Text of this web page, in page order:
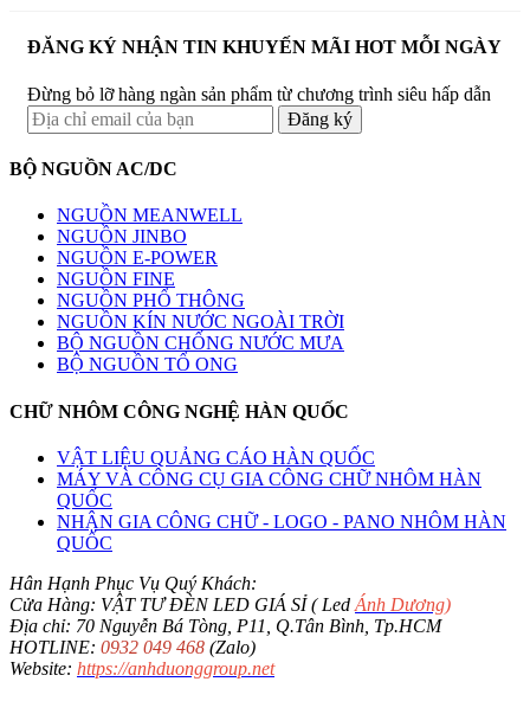
ĐĂNG KÝ NHẬN TIN KHUYẾN MÃI HOT MỖI NGÀY
Đừng bỏ lỡ hàng ngàn sản phẩm từ chương trình siêu hấp dẫn
BỘ NGUỒN AC/DC
NGUỒN MEANWELL
NGUỒN JINBO
NGUỒN E-POWER
NGUỒN FINE
NGUỒN PHỔ THÔNG
NGUỒN KÍN NƯỚC NGOÀI TRỜI
BỘ NGUỒN CHỐNG NƯỚC MƯA
BỘ NGUỒN TỔ ONG
CHỮ NHÔM CÔNG NGHỆ HÀN QUỐC
VẬT LIỆU QUẢNG CÁO HÀN QUỐC
MÁY VÀ CÔNG CỤ GIA CÔNG CHỮ NHÔM HÀN
QUỐC
NHẬN GIA CÔNG CHỮ - LOGO - PANO NHÔM HÀN
QUỐC
Hân Hạnh Phục Vụ Quý Khách:
Cửa Hàng: VẬT TƯ ĐÈN LED GIÁ SỈ ( Led Ánh Dương)
Địa chỉ: 70 Nguyễn Bá Tòng, P11, Q.Tân Bình, Tp.HCM
HOTLINE: 0932 049 468 (Zalo)
Website: https://anhduonggroup.net